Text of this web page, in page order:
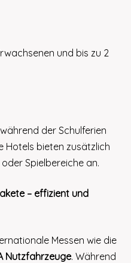
und bis zu 2
der Schulferien
Hotels bieten zusätzlich
Spielbereiche an.
– effizient und
Messen wie die
Nutzfahrzeuge. Während